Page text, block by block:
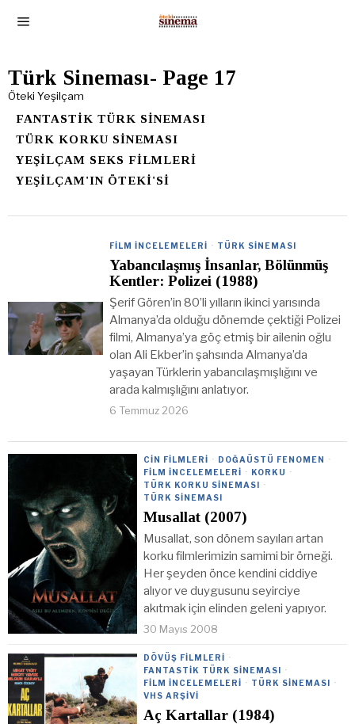
Türk Sineması- Page 17
Öteki Yeşilçam
FANTASTIK TÜRK SINEMASI
TÜRK KORKU SINEMASI
YEŞILÇAM SEKS FILMLERI
YEŞILÇAM'IN ÖTEKI'SI
FILM İNCELEMELERI · TÜRK SINEMASI
Yabancılaşmış İnsanlar, Bölünmüş
Kentler: Polizei (1988)
Şerif Gören’in 80’li yılların ikinci yarısında
Almanya’da olduğu dönemde çektiği Polizei
filmi, Almanya’ya göç etmiş bir ailenin oğlu
olan Ali Ekber’in şahsında Almanya’da
yaşayan Türklerin yabancılaşmışlığını ve
arada kalmışlığını anlatıyor.
6 Temmuz 2026
CIN FILMLERI · DOĞAÜSTÜ FENOMEN ·
FILM İNCELEMELERI · KORKU ·
TÜRK KORKU SINEMASI ·
TÜRK SINEMASI
Musallat (2007)
Musallat, son dönem sayıları artan
korku filmlerimizin samimi bir örneği.
Her şeyden önce kendini ciddiye
alıyor ve duygusunu seyirciye
akıtmak için elinden geleni yapıyor.
30 Mayıs 2008
DÖVÜŞ FILMLERI ·
FANTASTIK TÜRK SINEMASI ·
FILM İNCELEMELERI · TÜRK SINEMASI ·
VHS ARŞIVI
Aç Kartallar (1984)